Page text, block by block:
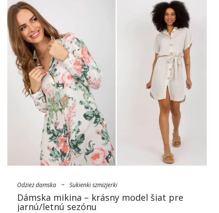
Odzież damska ~ Sukienki szmizjerki
Dámska mikina – krásny model šiat pre
jarnú/letnú sezónu